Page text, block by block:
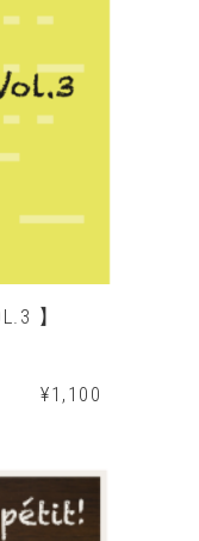
】
¥1,100